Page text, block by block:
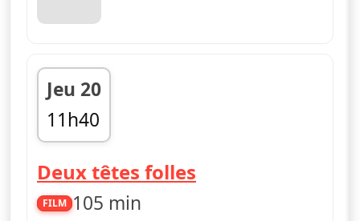
Jeu 20
11h40
13h30
Deux têtes folles
FILM 105 min